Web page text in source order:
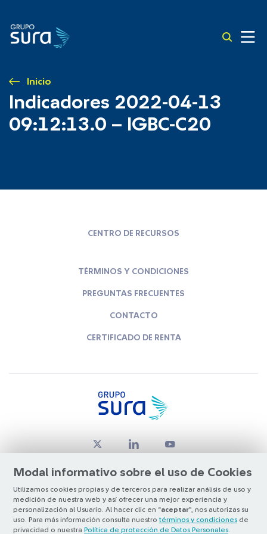
Inicio
Indicadores 2022-04-13
09:12:13.0 – IGBC-C20
Modal informativo sobre el uso de Cookies
Utilizamos cookies propias y de terceros para realizar análisis de uso y
medición de nuestra web y así ofrecer una mejor experiencia y
personalización al Usuario. Al hacer clic en “aceptar”, nos autorizas su
uso. Para más información consulta nuestro términos y condiciones de
privacidad o nuestra Política de protección de Datos Personales
CENTRO DE RECURSOS
TÉRMINOS Y CONDICIONES
PREGUNTAS FRECUENTES
CONTACTO
CERTIFICADO DE RENTA
© Copyright Grupo SURA 2026